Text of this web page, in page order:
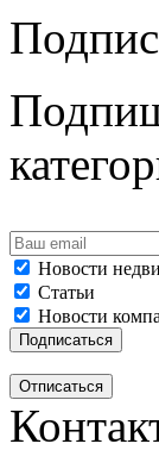
Новости
Статьи
Новости